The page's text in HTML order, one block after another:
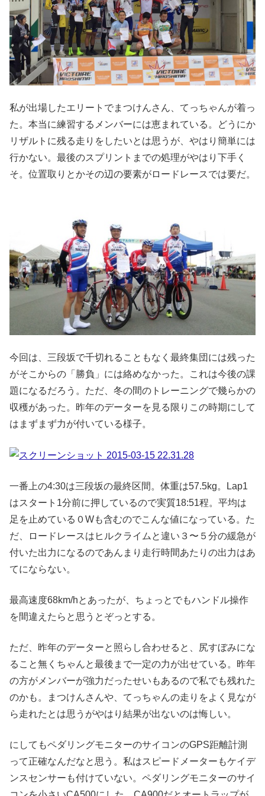
私が出場したエリートでまつけんさん、てっちゃんが着っ
た。本当に練習するメンバーには恵まれている。どうにか
リザルトに残る走りをしたいとは思うが、やはり簡単には
行かない。最後のスプリントまでの処理がやはり下手く
そ。位置取りとかその辺の要素がロードレースでは要だ。
今回は、三段坂で千切れることもなく最終集団には残った
がそこからの「勝負」には絡めなかった。これは今後の課
題になるだろう。ただ、冬の間のトレーニングで幾らかの
収穫があった。昨年のデーターを見る限りこの時期にして
はまずまず力が付いている様子。
一番上の4:30は三段坂の最終区間。体重は57.5kg。Lap1
はスタート1分前に押しているので実質18:51程。平均は
足を止めている０Wも含むのでこんな値になっている。た
だ、ロードレースはヒルクライムと違い３〜５分の緩急が
付いた出力になるのであんまり走行時間あたりの出力はあ
てにならない。
最高速度68km/hとあったが、ちょっとでもハンドル操作
を間違えたらと思うとぞっとする。
ただ、昨年のデーターと照らし合わせると、尻すぼみにな
ること無くちゃんと最後まで一定の力が出せている。昨年
の方がメンバーが強力だったせいもあるので私でも残れた
のかも。まつけんさんや、てっちゃんの走りをよく見なが
ら走れたとは思うがやはり結果が出ないのは悔しい。
にしてもペダリングモニターのサイコンのGPS距離計測
って正確なんだなと思う。私はスピードメーターもケイデ
ンスセンサーも付けていない。ペダリングモニターのサイ